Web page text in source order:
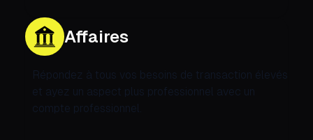
Affaires
Répondez à tous vos besoins de transaction élevés
et ayez un aspect plus professionnel avec un
compte professionnel.